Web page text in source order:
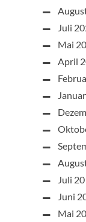
Juli
Mai
April
Juli
Juni
Mai